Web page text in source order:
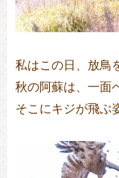
私はこの日、放鳥
秋の阿蘇は、一面
そこにキジが飛ぶ